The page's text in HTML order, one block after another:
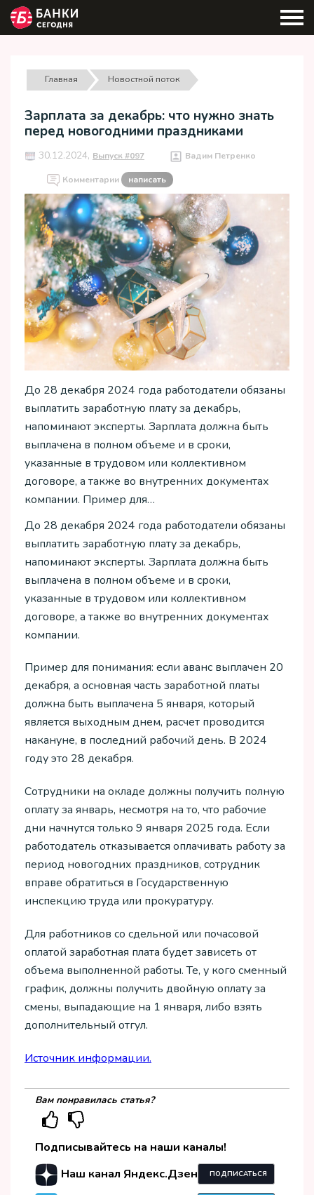
Главная Новостной поток
Зарплата за декабрь: что нужно знать
перед новогодними праздниками
30.12.2024, Выпуск #097 Вадим Петренко
Комментарии написать
До 28 декабря 2024 года работодатели обязаны
выплатить заработную плату за декабрь,
напоминают эксперты. Зарплата должна быть
выплачена в полном объеме и в сроки,
указанные в трудовом или коллективном
договоре, а также во внутренних документах
компании. Пример для…
До 28 декабря 2024 года работодатели обязаны
выплатить заработную плату за декабрь,
напоминают эксперты. Зарплата должна быть
выплачена в полном объеме и в сроки,
указанные в трудовом или коллективном
договоре, а также во внутренних документах
компании.
Пример для понимания: если аванс выплачен 20
декабря, а основная часть заработной платы
должна быть выплачена 5 января, который
является выходным днем, расчет проводится
накануне, в последний рабочий день. В 2024
году это 28 декабря.
Сотрудники на окладе должны получить полную
оплату за январь, несмотря на то, что рабочие
дни начнутся только 9 января 2025 года. Если
работодатель отказывается оплачивать работу за
период новогодних праздников, сотрудник
вправе обратиться в Государственную
инспекцию труда или прокуратуру.
Для работников со сдельной или почасовой
оплатой заработная плата будет зависеть от
объема выполненной работы. Те, у кого сменный
график, должны получить двойную оплату за
смены, выпадающие на 1 января, либо взять
дополнительный отгул.
Источник информации.
Вам понравилась статья?
Подписывайтесь на наши каналы!
Наш канал Яндекс.Дзен
ПОДПИСАТЬСЯ